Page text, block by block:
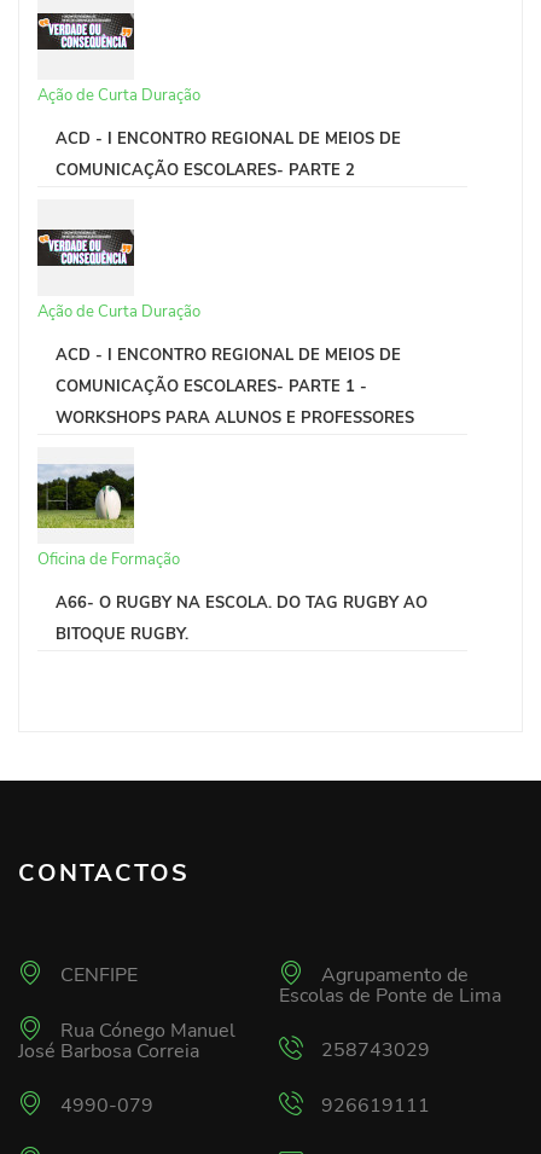
Ação de Curta Duração
ACD - I ENCONTRO REGIONAL DE MEIOS DE
COMUNICAÇÃO ESCOLARES- PARTE 2
Ação de Curta Duração
ACD - I ENCONTRO REGIONAL DE MEIOS DE
COMUNICAÇÃO ESCOLARES- PARTE 1 -
WORKSHOPS PARA ALUNOS E PROFESSORES
Oficina de Formação
A66- O RUGBY NA ESCOLA. DO TAG RUGBY AO
BITOQUE RUGBY.
CONTACTOS
CENFIPE
Rua Cónego Manuel
José Barbosa Correia
4990-079
Agrupamento de
Escolas de Ponte de Lima
258743029
926619111